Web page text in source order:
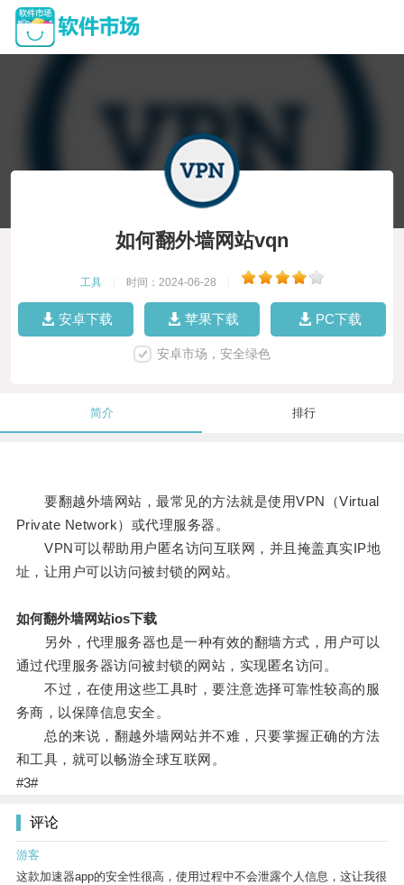
如何翻外墙网站vqn
工具 时间：2024-06-28
安卓下载 苹果下载 PC下载
安卓市场，安全绿色
简介 排行
要翻越外墙网站，最常见的方法就是使用VPN（Virtual
Private Network）或代理服务器。
VPN可以帮助用户匿名访问互联网，并且掩盖真实IP地
址，让用户可以访问被封锁的网站。
如何翻外墙网站ios下载
另外，代理服务器也是一种有效的翻墙方式，用户可以
通过代理服务器访问被封锁的网站，实现匿名访问。
不过，在使用这些工具时，要注意选择可靠性较高的服
务商，以保障信息安全。
总的来说，翻越外墙网站并不难，只要掌握正确的方法
和工具，就可以畅游全球互联网。
#3#
评论
游客
这款加速器app的安全性很高，使用过程中不会泄露个人信息，这让我很